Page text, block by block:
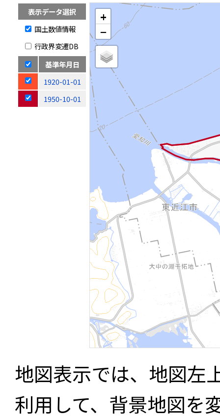
表示データ選択
国土数値情報
行政界変遷DB
基準年月日
1920-01-01
1950-10-01
+
−
地図表示では、地図左
利用して、背景地図を